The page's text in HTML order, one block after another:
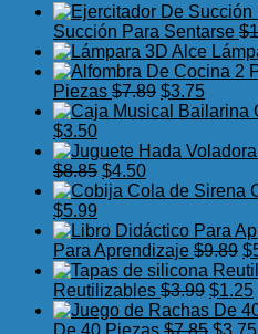
Succión Para Sentarse $
Piezas $7.89 El
precio
era:
$3.75El
precio
es:
El
precio
original
era:
$7.75.
$3.50El
precio
actual
es:
$8.85 El
precio
era:
$8.85.
$4.50El
precio
es:
$4.50.
El
precio
original
era:
$9.75.
$5.99
precio
actual
es:
$5.99.
Para Aprendizaje $9.89 El
$
Reutilizables $3.99 El
precio
original
$1.25
De 40 Piezas $7.85 El
$3.75